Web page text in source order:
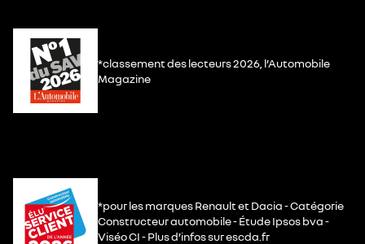
*classement des lecteurs 2026, l’Automobile
Magazine
*pour les marques Renault et Dacia - Catégorie
Constructeur automobile - Étude Ipsos bva -
Viséo CI - Plus d’infos sur escda.fr